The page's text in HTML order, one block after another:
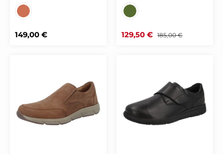
RANCH sand
Regulärer Preis:
149,00 €
NUBUK grigio
Verkaufspreis:
129,50 € Regulärer Preis:
185,00 €